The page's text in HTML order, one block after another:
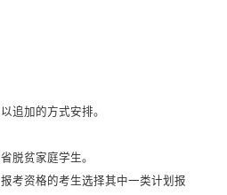
追加的方式安排。
脱贫家庭学生。
考资格的考生选择其中一类计划报